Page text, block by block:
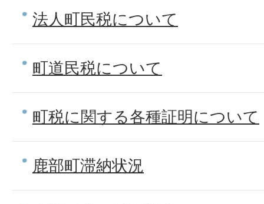
法人町民税について
町道民税について
町税に関する各種証明について
鹿部町滞納状況